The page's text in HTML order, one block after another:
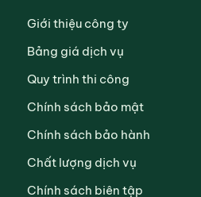
Giới thiệu công ty
Bảng giá dịch vụ
Quy trình thi công
Chính sách bảo mật
Chính sách bảo hành
Chất lượng dịch vụ
Chính sách biên tập